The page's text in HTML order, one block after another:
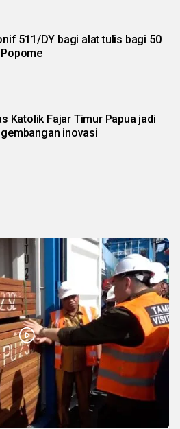
511/DY bagi alat tulis bagi 50
Katolik Fajar Timur Papua jadi
inovasi